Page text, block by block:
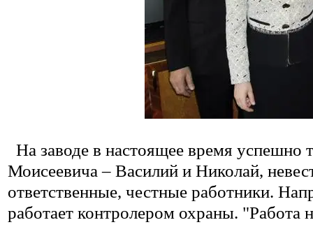
На заводе в настоящее время успешно
Моисеевича – Василий и Николай,
ответственные, честные работники.
работает контролером охраны. "Работа